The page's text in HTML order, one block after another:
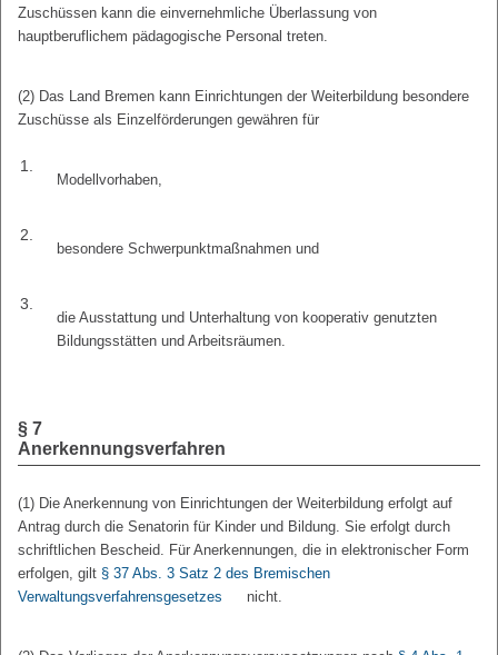
Zuschüssen kann die einvernehmliche Überlassung von
hauptberuflichem pädagogische Personal treten.
(2) Das Land Bremen kann Einrichtungen der Weiterbildung besondere
Zuschüsse als Einzelförderungen gewähren für
1.
Modellvorhaben,
2.
besondere Schwerpunktmaßnahmen und
3.
die Ausstattung und Unterhaltung von kooperativ genutzten
Bildungsstätten und Arbeitsräumen.
§ 7
Anerkennungsverfahren
(1) Die Anerkennung von Einrichtungen der Weiterbildung erfolgt auf
Antrag durch die Senatorin für Kinder und Bildung. Sie erfolgt durch
schriftlichen Bescheid. Für Anerkennungen, die in elektronischer Form
erfolgen, gilt § 37 Abs. 3 Satz 2 des Bremischen
Verwaltungsverfahrensgesetzes
nicht.